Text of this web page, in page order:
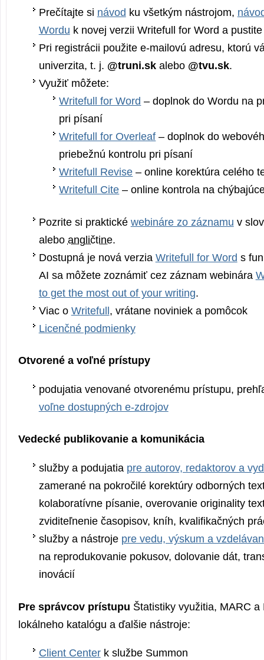
Prečítajte si návod ku všetkým nástrojom,
Wordu k novej verzii Writefull for Word a
Pri registrácii použite e-mailovú adresu, ktorú
univerzita, t. j. @truni.skalebo @tvu.sk.
Využiť môžete:
Writefull for Word – doplnok do Wordu na
pri písaní
Writefull for Overleaf – doplnok do
priebežnú kontrolu pri písaní
Writefull Revise – online korektúra celého
Writefull Cite – online kontrola na
Pozrite si praktické webináre zo záznamu v
alebo angličtine.
Dostupná je nová verzia Writefull for Word s
AI sa môžete zoznámiť cez záznam webinára
to get the most out of your writing.
Viac o Writefull, vrátane noviniek a pomôcok
Licenčné podmienky
Otvorené a voľné prístupy
podujatia venované otvorenému prístupu,
voľne dostupných e-zdrojov
Vedecké publikovanie a komunikácia
služby a podujatia pre autorov, redaktorov a
zamerané na pokročilé korektúry odborných
kolaboratívne písanie, overovanie originality
zviditeľnenie časopisov, kníh, kvalifikačných
služby a nástroje pre vedu, výskum a
na reprodukovanie pokusov, dolovanie dát,
inovácií
Pre správcov prístupu Štatistiky využitia, MARC
lokálneho katalógu a ďalšie nástroje:
Client Centerk službe Summon